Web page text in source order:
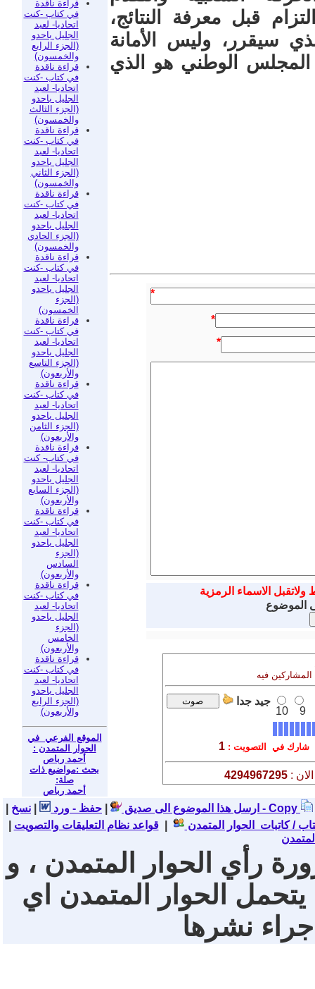
قراءة ناقدة
في كتاب -كنت
اتحاديا- لعبد
الجليل باحدو
(الجزء الرابع
والخمسون)
قراءة ناقدة
في كتاب -كنت
اتحاديا- لعبد
الجليل باحدو
(الجزء الثالث
والخمسون)
قراءة ناقدة
في كتاب -كنت
اتحاديا- لعبد
الجليل باحدو
(الجزء الثاني
والخمسون)
قراءة ناقدة
في كتاب -كنت
اتحاديا- لعبد
الجليل باحدو
(الجزء الحادي
والخمسون)
قراءة ناقدة
في كتاب -كنت
اتحاديا- لعبد
الجليل باحدو
(الجزء
الخمسون)
قراءة ناقدة
في كتاب -كنت
اتحاديا- لعبد
الجليل باحدو
(الجزء التاسع
والأربعون)
قراءة ناقدة
في كتاب -كنت
اتحاديا- لعبد
الجليل باحدو
(الجزء الثامن
والأربعون)
قراءة ناقدة
في كتاب- كنت
اتحاديا- لعبد
الجليل باحدو
(الجزء السابع
والأربعون)
قراءة ناقدة
في كتاب -كنت
اتحاديا- لعبد
الجليل باحدو
(الجزء
السادس
والأربعون)
قراءة ناقدة
في كتاب -كنت
اتحاديا- لعبد
الجليل باحدو
(الجزء
الخامس
والأربعون)
قراءة ناقدة
في كتاب -كنت
اتحاديا- لعبد
الجليل باحدو
(الجزء الرابع
والأربعون)
الموقع الفرعي في
الحوار المتمدن :
أحمد رباص
بحث :مواضيع ذات
صلة:
أحمد رباص
قبل معرفة النتائج،
سيقرر، وليس الأمانة
الوطني هو الذي
*
*
*
الاسماء الرمزية
الموضوع
فيه
9
10
جيد جدا
شارك في التصويت : 1
:
4294967295
ارسل هذا الموضوع الى صديق حفظ - ورد نسخ - Copy
/ كاتبات الحوار المتمدن |قواعد نظام التعليقات والتصويت
رأي الحوار المتمدن ، و
يتحمل الحوار المتمدن اي
جراء نشرها